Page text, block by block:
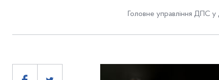
Головне управління ДПС у